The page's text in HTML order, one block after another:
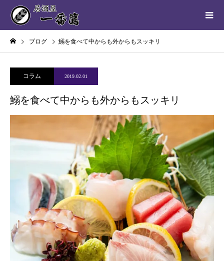
ブログ 鰯を食べて中からも外からもスッキリ
コラム 2019.02.01
鰯を食べて中からも外からもスッキリ